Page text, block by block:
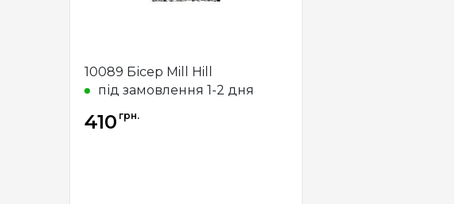
10089 Бісер Mill Hill
під замовлення 1-2 дня
410 грн.